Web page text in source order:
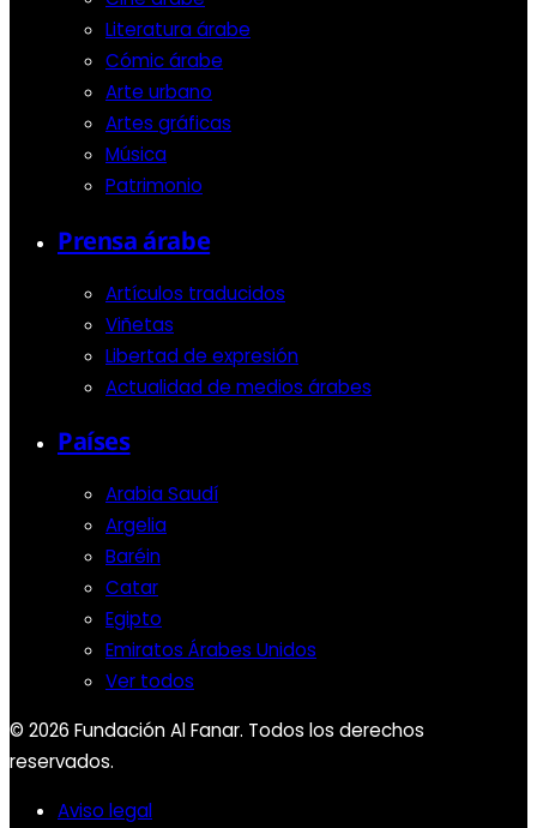
Literatura árabe
Cómic árabe
Arte urbano
Artes gráficas
Música
Patrimonio
Prensa árabe
Artículos traducidos
Viñetas
Libertad de expresión
Actualidad de medios árabes
Países
Arabia Saudí
Argelia
Baréin
Catar
Egipto
Emiratos Árabes Unidos
Ver todos
© 2026 Fundación Al Fanar. Todos los derechos
reservados.
Aviso legal